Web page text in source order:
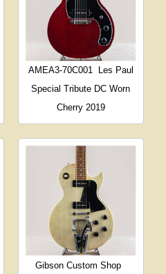
AMEA3-70C001
Les Paul
Special Tribute DC Worn
Cherry 2019
Gibson Custom Shop